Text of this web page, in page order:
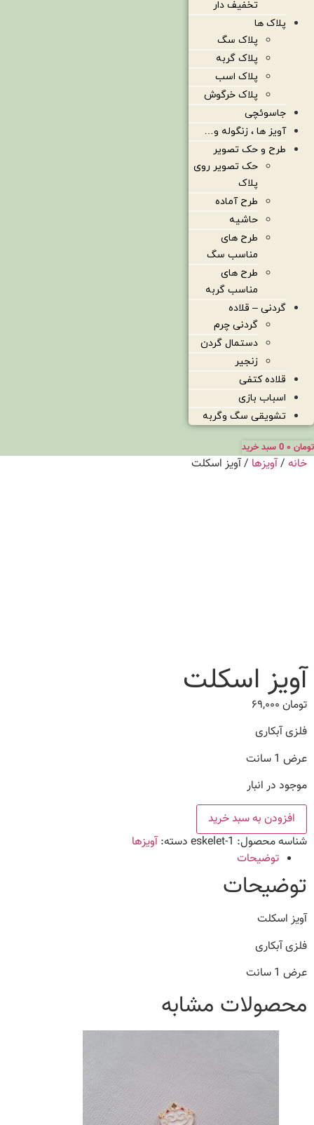
تخفیف دار
پلاک ها
پلاک سگ
پلاک گربه
پلاک اسب
پلاک خرگوش
جاسوئچی
آویز ها ، زنگوله و…
طرح و حک تصویر
حک تصویر روی
پلاک
طرح آماده
حاشیه
طرح های
مناسب سگ
طرح های
مناسب گربه
گردنی – قلاده
گردنی چرم
دستمال گردن
زنجیر
قلاده کتفی
اسباب بازی
تشویقی سگ وگربه
تومان 0 سبد خرید
خانه /آویزها / آویز اسکلت
آویز اسکلت
تومان
فلزی آبکاری
عرض 1 سانت
موجود در انبار
آویز
اسکلت
عدد
افزودن به سبد خرید
شناسه محصول: eskelet-1 دسته:آویزها
توضیحات
توضیحات
آویز اسکلت
فلزی آبکاری
عرض 1 سانت
محصولات مشابه